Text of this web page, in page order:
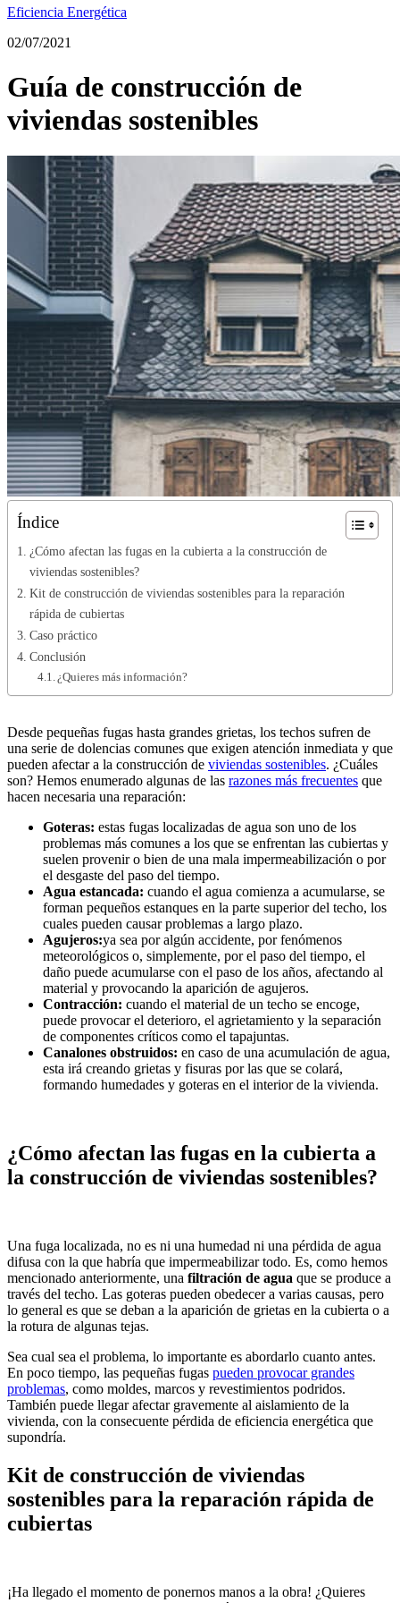
Eficiencia Energética
02/07/2021
Guía de construcción de
viviendas sostenibles
Índice
¿Cómo afectan las fugas en la cubierta a la construcción de
viviendas sostenibles?
Kit de construcción de viviendas sostenibles para la reparación
rápida de cubiertas
Caso práctico
Conclusión
¿Quieres más información?
Desde pequeñas fugas hasta grandes grietas, los techos sufren de
una serie de dolencias comunes que exigen atención inmediata y que
pueden afectar a la construcción de viviendas sostenibles. ¿Cuáles
son? Hemos enumerado algunas de las razones más frecuentes que
hacen necesaria una reparación:
Goteras: estas fugas localizadas de agua son uno de los
problemas más comunes a los que se enfrentan las cubiertas y
suelen provenir o bien de una mala impermeabilización o por
el desgaste del paso del tiempo.
Agua estancada: cuando el agua comienza a acumularse, se
forman pequeños estanques en la parte superior del techo, los
cuales pueden causar problemas a largo plazo.
Agujeros:ya sea por algún accidente, por fenómenos
meteorológicos o, simplemente, por el paso del tiempo, el
daño puede acumularse con el paso de los años, afectando al
material y provocando la aparición de agujeros.
Contracción: cuando el material de un techo se encoge,
puede provocar el deterioro, el agrietamiento y la separación
de componentes críticos como el tapajuntas.
Canalones obstruidos: en caso de una acumulación de agua,
esta irá creando grietas y fisuras por las que se colará,
formando humedades y goteras en el interior de la vivienda.
¿Cómo afectan las fugas en la cubierta a
la construcción de viviendas sostenibles?
Una fuga localizada, no es ni una humedad ni una pérdida de agua
difusa con la que habría que impermeabilizar todo. Es, como hemos
mencionado anteriormente, una filtración de agua que se produce a
través del techo. Las goteras pueden obedecer a varias causas, pero
lo general es que se deban a la aparición de grietas en la cubierta o a
la rotura de algunas tejas.
Sea cual sea el problema, lo importante es abordarlo cuanto antes.
En poco tiempo, las pequeñas fugas pueden provocar grandes
problemas, como moldes, marcos y revestimientos podridos.
También puede llegar afectar gravemente al aislamiento de la
vivienda, con la consecuente pérdida de eficiencia energética que
supondría.
Kit de construcción de viviendas
sostenibles para la reparación rápida de
cubiertas
¡Ha llegado el momento de ponernos manos a la obra! ¿Quieres